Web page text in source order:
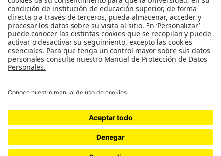
BOGOTÁ, COLOMBIA
NEWSLETTER